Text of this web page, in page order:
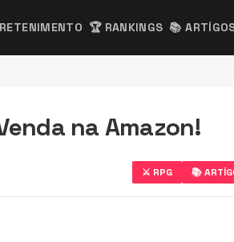
🏆 RANKINGS 📚
na Amazon!
⚔️ RPG 📚